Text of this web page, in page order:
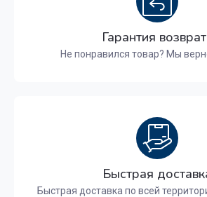
Гарантия
Не понравился товар? Мы
Быстрая
Быстрая доставка по всей